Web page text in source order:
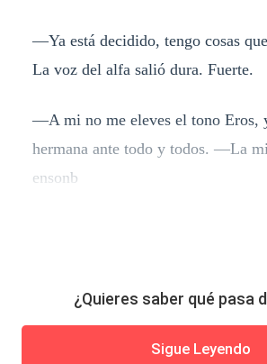
—Ya está decidido, tengo cosas
La voz del alfa salió dura. Fuerte.
—A mi no me eleves el tono Eros,
hermana ante todo y todos. —La
ensonb
¿Quieres saber qué pasa
Sigue Leyendo